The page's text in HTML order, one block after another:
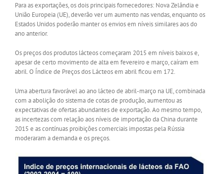
Para as exportações, os dois principais fornecedores: Nova Zelândia e
União Europeia (UE), deverão ver um aumento nas vendas, enquanto os
Estados Unidos poderão manter os envios em níveis similares aos do
ano anterior.
Os preços dos produtos lácteos começaram 2015 em níveis baixos e,
apesar de certo movimento de alta em fevereiro e março, caíram em
abril. O Índice de Preços dos Lácteos em abril ficou em 172.
Uma abertura favorável ao ano lácteo de abril-março na UE, combinada
com a abolição do sistema de cotas de produção, aumentou as
expectativas de ofertas abundantes de exportação. Ao mesmo tempo,
as incertezas com relação aos níveis de importação da China durante
2015 e as contínuas proibições comerciais impostas pela Rússia
moderaram a demanda e os preços.